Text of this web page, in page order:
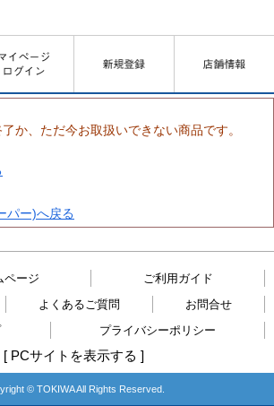
か、ただ今お取扱いできない商品です。
パー)へ戻る
ページ
ご利用ガイド
よくあるご質問
お問合せ
プライバシーポリシー
[ PCサイトを表示する ]
© TOKIWA All Rights Reserved.